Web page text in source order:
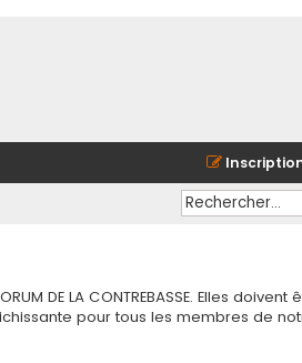
DE LA CONTREBASSE. Elles doivent
pour tous les membres de